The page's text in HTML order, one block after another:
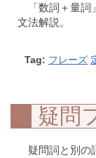
「数詞＋量
文法解説。
Tag: フレーズ
疑問
疑問詞と別の